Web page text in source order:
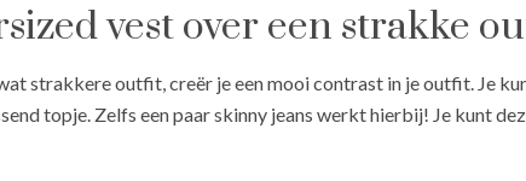
vest over een strakke
strakkere outfit, creër je een mooi contrast in je outfit. Je
topje. Zelfs een paar skinny jeans werkt hierbij! Je kunt